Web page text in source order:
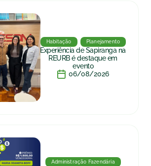
Habitação Planejamento
Experiência de Sapiranga na
REURB é destaque em
evento
06/08/2026
Administração Fazendária